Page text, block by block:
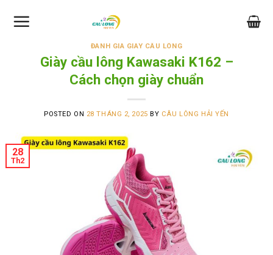
ĐÁNH GIÁ GIÀY CẦU LÔNG
Giày cầu lông Kawasaki K162 –
Cách chọn giày chuẩn
POSTED ON 28 THÁNG 2, 2025 BY CÂU LÔNG HẢI YẾN
28
Th2